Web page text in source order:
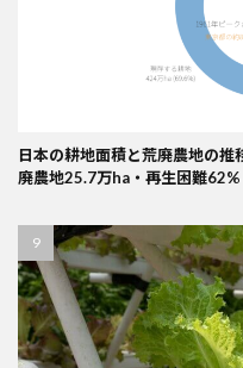
日本の耕地面積と荒廃農地の
廃農地25.7万ha・再生困難62%